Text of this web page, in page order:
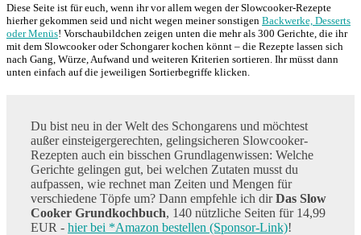
Diese Seite ist für euch, wenn ihr vor allem wegen der Slowcooker-Rezepte
hierher gekommen seid und nicht wegen meiner sonstigen Backwerke, Desserts
oder Menüs! Vorschaubildchen zeigen unten die mehr als 300 Gerichte, die ihr
mit dem Slowcooker oder Schongarer kochen könnt – die Rezepte lassen sich
nach Gang, Würze, Aufwand und weiteren Kriterien sortieren. Ihr müsst dann
unten einfach auf die jeweiligen Sortierbegriffe klicken.
Du bist neu in der Welt des Schongarens und möchtest
außer einsteigergerechten, gelingsicheren Slowcooker-
Rezepten auch ein bisschen Grundlagenwissen: Welche
Gerichte gelingen gut, bei welchen Zutaten musst du
aufpassen, wie rechnet man Zeiten und Mengen für
verschiedene Töpfe um? Dann empfehle ich dirDas Slow
Cooker Grundkochbuch, 140 nützliche Seiten für 14,99
EUR - hier bei *Amazon bestellen (Sponsor-Link)!